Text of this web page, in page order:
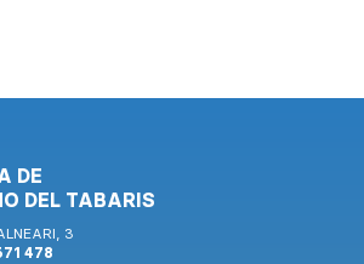
DE
DEL TABARIS
3
478